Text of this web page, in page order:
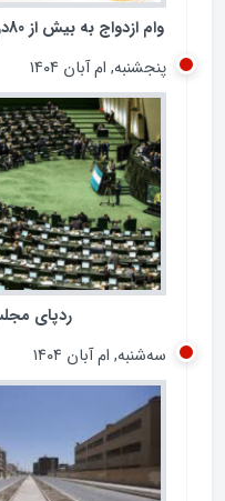
وام ازدواج به بیش از 80درصد متقاضیان پرداخت شده است
پنجشنبه, ام آبان ۱۴۰۴
ردپای
سه‌شنبه, ام آبان ۱۴۰۴